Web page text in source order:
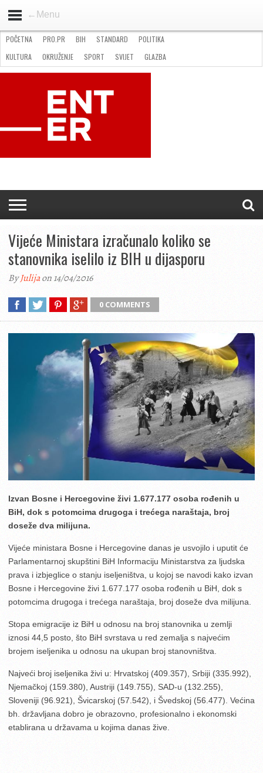
←Menu
STANDARD
GOSPODARSTVO
OKRUŽENJE
POČETNA PRO.PR BIH STANDARD
POLITIKA
KULTURA
OKRUŽENJE SPORT SVIJET
GLAZBA
NATJEČAJI
FILMING LOCATION IN BH KONTAKT
Vijeće Ministara izračunalo koliko se
stanovnika iselilo iz BIH u dijasporu
ByJulijaon 14/04/2016
0 COMMENTS
Izvan Bosne i Hercegovine živi 1.677.177 osoba rođenih u
BiH, dok s potomcima drugoga i trećega naraštaja, broj
doseže dva milijuna.
Vijeće ministara Bosne i Hercegovine danas je usvojilo i uputit će
Parlamentarnoj skupštini BiH Informaciju Ministarstva za ljudska
prava i izbjeglice o stanju iseljeništva, u kojoj se navodi kako izvan
Bosne i Hercegovine živi 1.677.177 osoba rođenih u BiH, dok s
potomcima drugoga i trećega naraštaja, broj doseže dva milijuna.
Stopa emigracije iz BiH u odnosu na broj stanovnika u zemlji
iznosi 44,5 posto, što BiH svrstava u red zemalja s najvećim
brojem iseljenika u odnosu na ukupan broj stanovništva.
Najveći broj iseljenika živi u: Hrvatskoj (409.357), Srbiji (335.992),
Njemačkoj (159.380), Austriji (149.755), SAD-u (132.255),
Sloveniji (96.921), Švicarskoj (57.542), i Švedskoj (56.477). Većina
bh. državljana dobro je obrazovno, profesionalno i ekonomski
etablirana u državama u kojima danas žive.